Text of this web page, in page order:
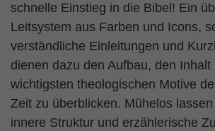
schnelle Einstieg in die Bibel! Ein
Leitsystem aus Farben und Icons,
verständliche Einleitungen und
dienen dazu den Aufbau, den Inhalt
wichtigsten theologischen Motive
Zeit zu überblicken. Mühelos
innere Struktur und erzählerische